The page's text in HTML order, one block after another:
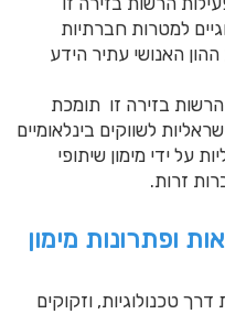
למטרות חברתיות
ההון האנושי עתיר הידע
בזירה זו תומכת
לשווקים בינלאומיים
על ידי מימון שיתופי
זרות.
ופתרונות מימון
טכנולוגיות, וזקוקים